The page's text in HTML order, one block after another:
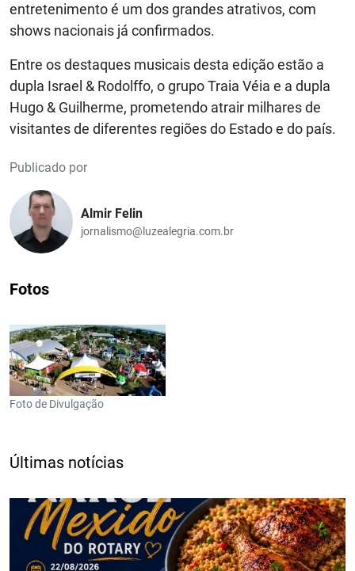
entretenimento é um dos grandes atrativos, com
shows nacionais já confirmados.
Entre os destaques musicais desta edição estão a
dupla Israel & Rodolffo, o grupo Traia Véia e a dupla
Hugo & Guilherme, prometendo atrair milhares de
visitantes de diferentes regiões do Estado e do país.
Publicado por
Almir Felin
jornalismo@luzealegria.com.br
Fotos
Foto de Divulgação
Últimas notícias